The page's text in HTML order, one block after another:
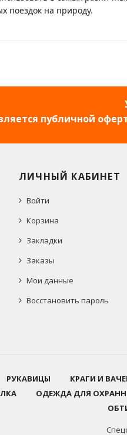
поездок на природу.
публичной
ЛИЧНЫЙ КАБИНЕТ
Войти
Корзина
Закладки
Заказы
Мои данные
Восстановить пароль
РУКАВИЦЫ КРАГИ И
ОДЕЖДА ДЛЯ